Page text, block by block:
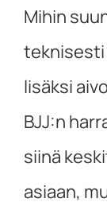
Mihin
teknisesti
lisäksi
BJJ:n
siinä
asiaan,